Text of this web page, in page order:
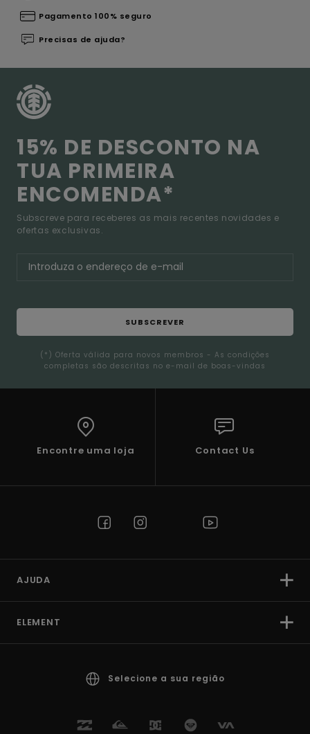
Pagamento 100% seguro
Precisas de ajuda?
15% DE DESCONTO NA
TUA PRIMEIRA
ENCOMENDA*
Subscreve para receberes as mais recentes novidades e
ofertas exclusivas.
SUBSCREVER
(*) Oferta válida para novos membros - As condições
completas são descritas no e-mail de boas-vindas
Encontre uma loja Contact Us
AJUDA
ELEMENT
Selecione a sua região